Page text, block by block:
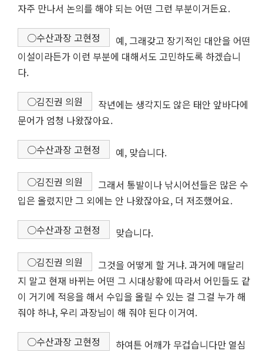
자주 만나서 논의를 해야 되는 어떤 그런 부분이거든요.
○수산과장 고현정
예, 그래갖고 장기적인 대안을 어떤
이설이라든가 이런 부분에 대해서도 고민하도록 하겠습니
다.
○김진권 의원
작년에는 생각지도 않은 태안 앞바다에
문어가 엄청 나왔잖아요.
○수산과장 고현정 예, 맞습니다.
○김진권 의원
그래서 통발이나 낚시어선들은 많은 수
입은 올렸지만 그 외에는 안 나왔잖아요, 더 저조했어요.
○수산과장 고현정 맞습니다.
○김진권 의원
그것을 어떻게 할 거냐. 과거에 매달리
지 말고 현재 바뀌는 어떤 그 시대상황에 따라서 어민들도 같
이 거기에 적응을 해서 수입을 올릴 수 있는 걸 그걸 누가 해
줘야 하냐, 우리 과장님이 해 줘야 된다 이거여.
○수산과장 고현정 하여튼 어깨가 무겁습니다만 열심